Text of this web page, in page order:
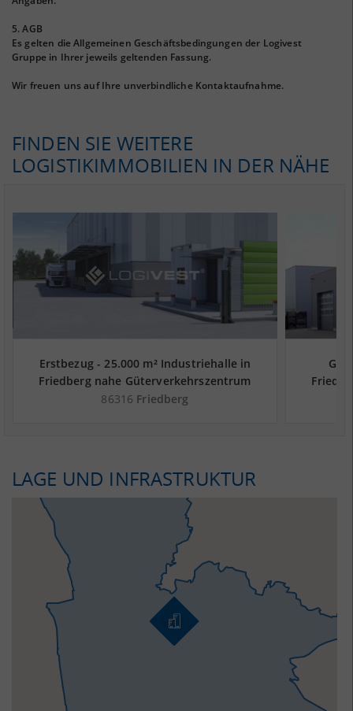
5. AGB
Es gelten die Allgemeinen Geschäftsbedingungen der Logivest
Gruppe in Ihrer jeweils geltenden Fassung.
Wir freuen uns auf Ihre unverbindliche Kontaktaufnahme.
FINDEN SIE WEITERE
LOGISTIKIMMOBILIEN IN DER NÄHE
Erstbezug - 25.000 m² Industriehalle in
Friedberg nahe Güterverkehrszentrum
DUSS-Terminal Augsburg-Oberhausen -
86316 Friedberg
LAGE UND INFRASTRUKTUR